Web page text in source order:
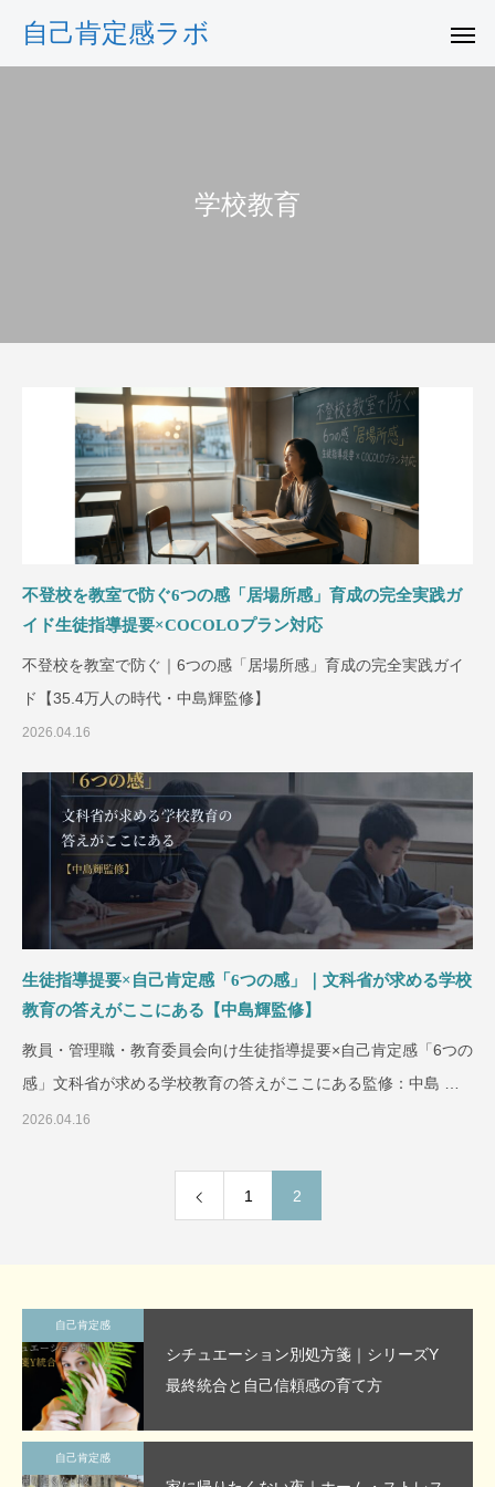
自己肯定感ラボ
学校教育
不登校を教室で防ぐ6つの感「居場所感」育成の完全実践ガ
イド生徒指導提要×COCOLOプラン対応
不登校を教室で防ぐ｜6つの感「居場所感」育成の完全実践ガイ
ド【35.4万人の時代・中島輝監修】
2026.04.16
生徒指導提要×自己肯定感「6つの感」｜文科省が求める学校
教育の答えがここにある【中島輝監修】
教員・管理職・教育委員会向け生徒指導提要×自己肯定感「6つの
感」文科省が求める学校教育の答えがここにある監修：中島 輝
｜心理カウンセ
2026.04.16
1 2
自己肯定感
シチュエーション別処方箋｜シリーズY
最終統合と自己信頼感の育て方
自己肯定感